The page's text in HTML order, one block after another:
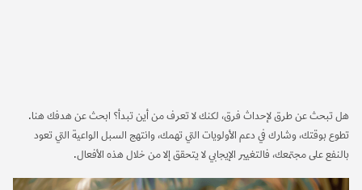
هل تبحث عن طرق لإحداث فرق، لكنك لا تعرف من أين تبدأ؟ ابحث عن هدفك هنا.
تطوع بوقتك، وشارك في دعم الأولويات التي تهمك، وانتهج السبل الواعية التي تعود
بالنفع على مجتمعك، فالتغيير الإيجابي لا يتحقق إلا من خلال هذه الأفعال.